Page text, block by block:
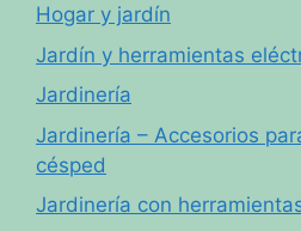
Hogar y jardín
Jardín y herramientas
Jardinería
Jardinería – Accesorios
césped
Jardinería con